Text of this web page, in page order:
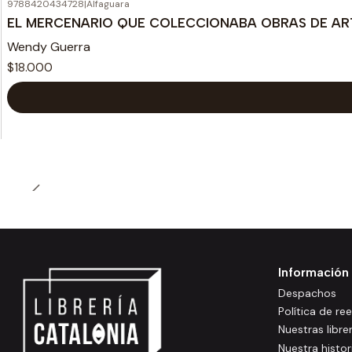
9788420434728|Alfaguara
EL MERCENARIO QUE COLECCIONABA OBRAS DE
Wendy Guerra
$18.000
Información
Despachos
Política de
Nuestras
Nuestra